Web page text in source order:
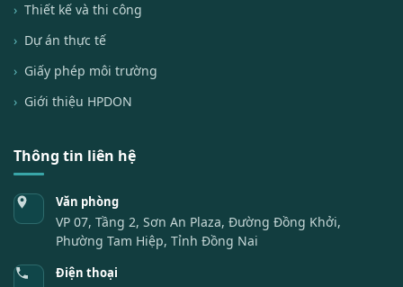
Thiết kế và thi công
Dự án thực tế
Giấy phép môi trường
Giới thiệu HPDON
Thông tin liên hệ
Văn phòng
VP 07, Tầng 2, Sơn An Plaza, Đường Đồng Khởi,
Phường Tam Hiệp, Tỉnh Đồng Nai
Điện thoại